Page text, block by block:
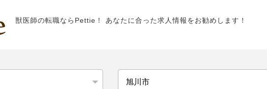
獣医師の転職ならPettie！ あなたに合った求人情報をお勧めします！